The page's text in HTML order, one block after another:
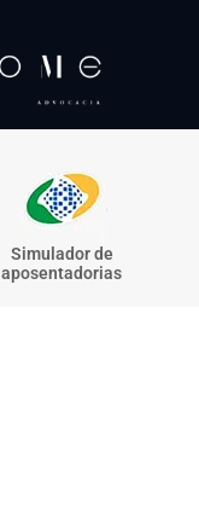
Simulador de
aposentadorias